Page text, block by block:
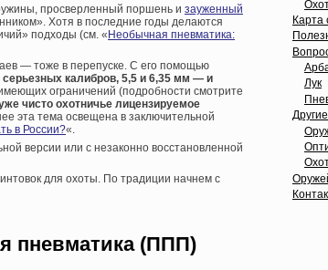
просверленный поршень и зауженный
Хотя в последние годы делаются
подходы (см. «Необычная пневматика:
— тоже в перепуске. С его помощью
калибров, 5,5 и 6,35 мм — и
ограничений (подробности смотрите
чисто охотничье лицензируемое
эта тема освещена в заключительной
в России?«.
версии или с незаконно восстановленной
для охоты. По традиции начнем с
пневматика (ППП)
Карта
Лук